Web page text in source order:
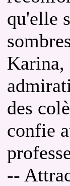
qu'elle
Karina,
des
confie
--